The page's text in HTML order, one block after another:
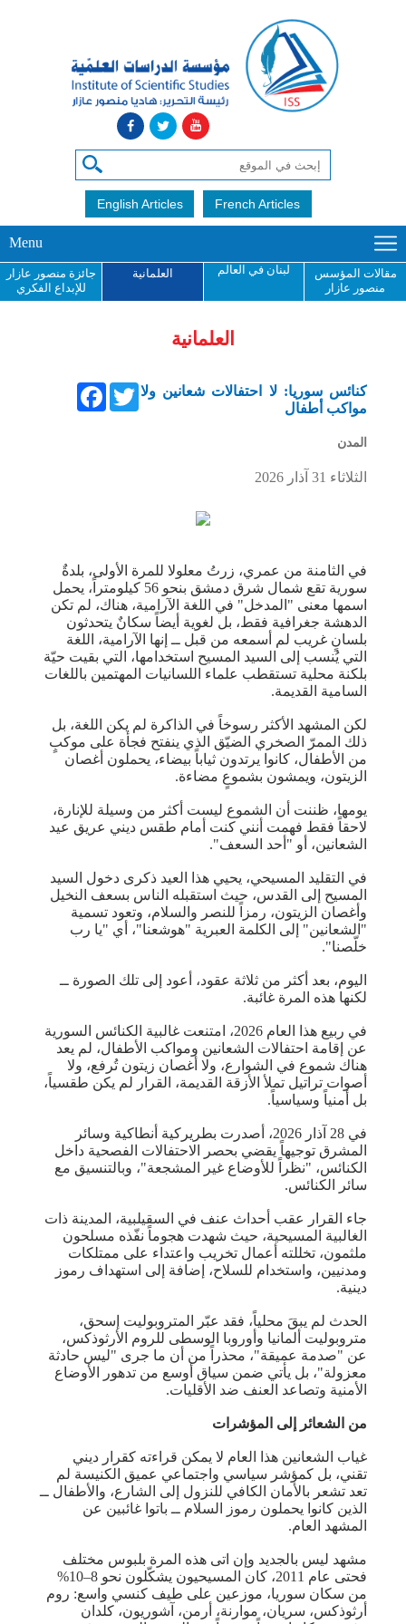
English Articles French Articles
Menu
مقالات المؤسس
منصور عازار
لبنان في العالم العلمانية
جائزة منصور عازار
للإبداع الفكري
العلمانية
FacebookTwitterكنائس سوريا: لا احتفالات شعانين ولا
مواكب أطفال
المدن
الثلاثاء 31 آذار 2026
في الثامنة من عمري، زرتُ معلولا للمرة الأولى، بلدةٌ
سورية تقع شمال شرق دمشق بنحو 56 كيلومتراً، يحمل
اسمها معنى "المدخل" في اللغة الآرامية، هناك، لم تكن
الدهشة جغرافية فقط، بل لغوية أيضاً سكانٌ يتحدثون
بلسانٍ غريب لم أسمعه من قبل ــ إنها الآرامية، اللغة
التي يُنسب إلى السيد المسيح استخدامها، التي بقيت حيّة
بلكنة محلية تستقطب علماء اللسانيات المهتمين باللغات
السامية القديمة.
لكن المشهد الأكثر رسوخاً في الذاكرة لم يكن اللغة، بل
ذلك الممرّ الصخري الضيّق الذي ينفتح فجأة على موكبٍ
من الأطفال، كانوا يرتدون ثياباً بيضاء، يحملون أغصان
الزيتون، ويمشون بشموعٍ مضاءة.
يومها، ظننت أن الشموع ليست أكثر من وسيلة للإنارة،
لاحقاً فقط فهمت أنني كنت أمام طقس ديني عريق عيد
الشعانين، أو "أحد السعف".
في التقليد المسيحي، يحيي هذا العيد ذكرى دخول السيد
المسيح إلى القدس، حيث استقبله الناس بسعف النخيل
وأغصان الزيتون، رمزاً للنصر والسلام، وتعود تسمية
"الشعانين" إلى الكلمة العبرية "هوشعنا"، أي "يا رب
خلّصنا".
اليوم، بعد أكثر من ثلاثة عقود، أعود إلى تلك الصورة ــ
لكنها هذه المرة غائبة.
في ربيع هذا العام 2026، امتنعت غالبية الكنائس السورية
عن إقامة احتفالات الشعانين ومواكب الأطفال، لم يعد
هناك شموع في الشوارع، ولا أغصان زيتون تُرفع، ولا
أصوات تراتيل تملأ الأزقة القديمة، القرار لم يكن طقسياً،
بل أمنياً وسياسياً.
في 28 آذار 2026، أصدرت بطريركية أنطاكية وسائر
المشرق توجيهاً يقضي بحصر الاحتفالات الفصحية داخل
الكنائس، "نظراً للأوضاع غير المشجعة"، وبالتنسيق مع
سائر الكنائس.
جاء القرار عقب أحداث عنف في السقيلبية، المدينة ذات
الغالبية المسيحية، حيث شهدت هجوماً نفّذه مسلحون
ملثمون، تخللته أعمال تخريب واعتداء على ممتلكات
ومدنيين، واستخدام للسلاح، إضافة إلى استهداف رموز
دينية.
الحدث لم يبقَ محلياً، فقد عبّر المتروبوليت إسحق،
متروبوليت ألمانيا وأوروبا الوسطى للروم الأرثوذكس،
عن "صدمة عميقة"، محذراً من أن ما جرى "ليس حادثة
معزولة"، بل يأتي ضمن سياق أوسع من تدهور الأوضاع
الأمنية وتصاعد العنف ضد الأقليات.
من الشعائر إلى المؤشرات
غياب الشعانين هذا العام لا يمكن قراءته كقرار ديني
تقني، بل كمؤشر سياسي واجتماعي عميق الكنيسة لم
تعد تشعر بالأمان الكافي للنزول إلى الشارع، والأطفال ــ
الذين كانوا يحملون رموز السلام ــ باتوا غائبين عن
المشهد العام.
مشهد ليس بالجديد وإن اتى هذه المرة بلبوس مختلف
فحتى عام 2011، كان المسيحيون يشكّلون نحو 8–10%
من سكان سوريا، موزعين على طيف كنسي واسع: روم
أرثوذكس، سريان، موارنة، أرمن، آشوريون، كلدان